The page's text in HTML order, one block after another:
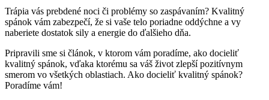
Trápia vás prebdené noci či problémy so zaspávaním? Kvalitný
spánok vám zabezpečí, že si vaše telo poriadne oddýchne a vy
naberiete dostatok sily a energie do ďalšieho dňa.
Pripravili sme si článok, v ktorom vám poradíme, ako docieliť
kvalitný spánok, vďaka ktorému sa váš život zlepší pozitívnym
smerom vo všetkých oblastiach. Ako docieliť kvalitný spánok?
Poradíme vám!